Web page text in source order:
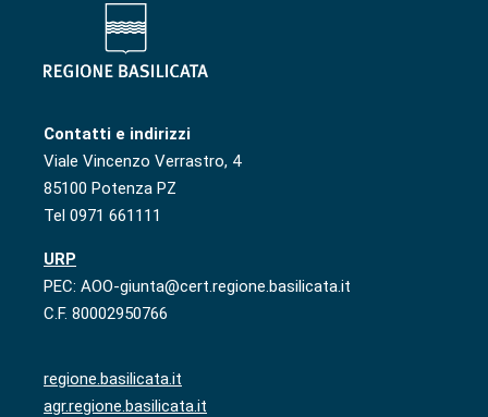
Contatti e indirizzi
Viale Vincenzo Verrastro, 4
85100 Potenza PZ
Tel 0971 661111
URP
PEC: AOO-giunta@cert.regione.basilicata.it
C.F. 80002950766
regione.basilicata.it
agr.regione.basilicata.it